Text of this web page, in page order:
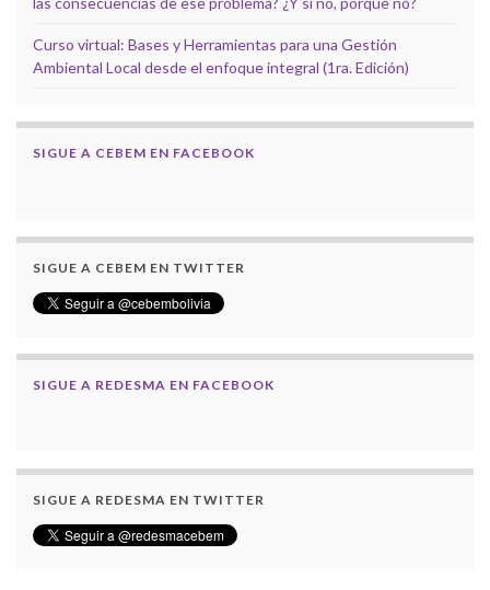
Curso virtual: Bases y Herramientas para una Gestión
Ambiental Local desde el enfoque integral (1ra. Edición)
SIGUE A CEBEM EN FACEBOOK
SIGUE A CEBEM EN TWITTER
SIGUE A REDESMA EN FACEBOOK
SIGUE A REDESMA EN TWITTER